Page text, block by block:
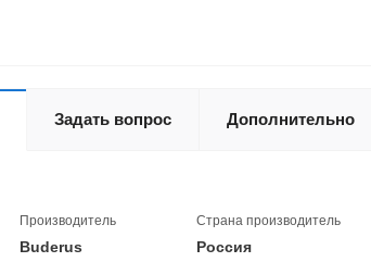
Задать вопрос Дополнительно
Производитель
Buderus
Страна производитель
Россия